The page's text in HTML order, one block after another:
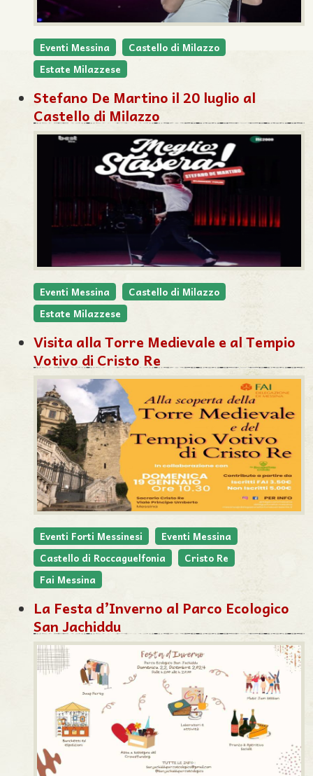
Eventi Messina
Castello di Milazzo
Estate Milazzese
Stefano De Martino il 20 luglio al
Castello di Milazzo
Eventi Messina
Castello di Milazzo
Estate Milazzese
Visita alla Torre Medievale e al Tempio
Votivo di Cristo Re
Eventi Forti Messinesi
Eventi Messina
Castello di Roccaguelfonia
Cristo Re
Fai Messina
La Festa d’Inverno al Parco Ecologico
San Jachiddu